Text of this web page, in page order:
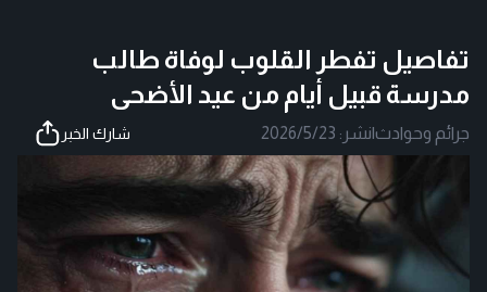
تفاصيل تفطر القلوب لوفاة طالب
مدرسة قبيل أيام من عيد الأضحى
جرائم وحوادث|نشر: 2026/5/23 شارك الخبر